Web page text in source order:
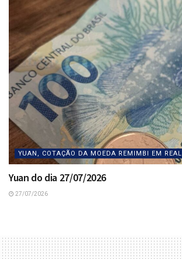
YUAN, COTAÇÃO DA MOEDA REMIMBI EM REAL
Yuan do dia 27/07/2026
27/07/2026